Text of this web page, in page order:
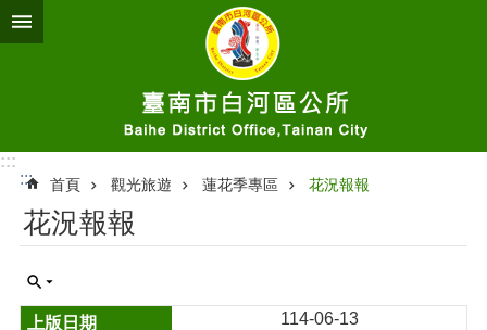
跳到主要內容區塊
:::
:::
首頁 觀光旅遊 蓮花季專區 花況報報
花況報報
114-06-13